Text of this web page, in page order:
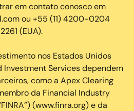
em contato conosco em
ou +55 (11) 4200-0204
(EUA).
nos Estados Unidos
Investment Services dependem
como a Apex Clearing
da Financial Industry
(www.finra.org) e da